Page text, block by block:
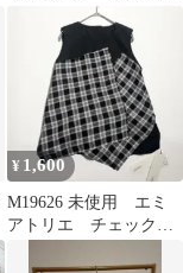
使用タグ付き
¥ 1,600
M19626 未使用 エミ
アトリエ チェックド